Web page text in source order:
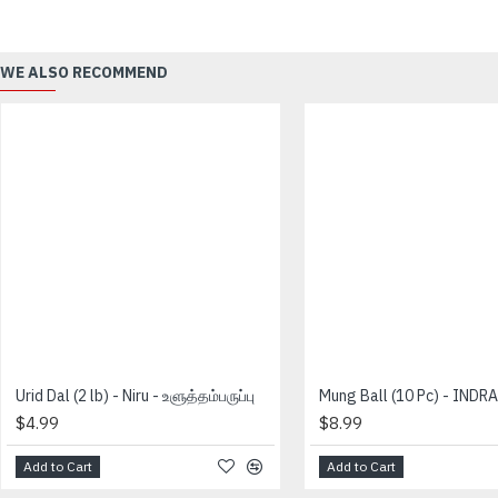
WE ALSO RECOMMEND
Urid Dal (2 lb) - Niru - உளுத்தம்பருப்பு
$4.99
Add to Cart
$8.99
Add to Cart